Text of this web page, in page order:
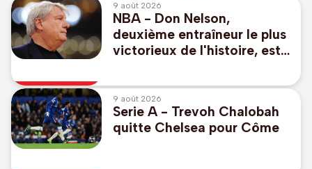
9 août 2026
NBA - Don Nelson,
deuxième entraîneur le plus
victorieux de l'histoire, est
9 août 2026
Serie A - Trevoh Chalobah
quitte Chelsea pour Côme